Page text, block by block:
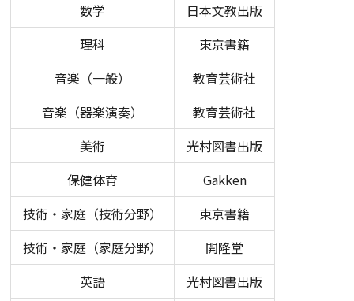
数学
日本文教出版
理科
東京書籍
音楽（一般）
教育芸術社
音楽（器楽演奏）
教育芸術社
美術
光村図書出版
保健体育
Gakken
技術・家庭（技術分野）
東京書籍
技術・家庭（家庭分野）
開隆堂
英語
光村図書出版